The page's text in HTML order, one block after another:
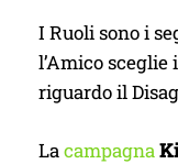
I Ruoli sono i
l’Amico
riguardo il
Lacampagna